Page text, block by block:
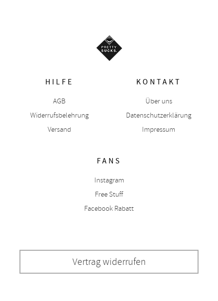
HILFE
AGB
Widerrufsbelehrung
Versand
KONTAKT
Über uns
Datenschutzerklärung
Impressum
FANS
Instagram
Free Stuff
Facebook Rabatt
Vertrag widerrufen